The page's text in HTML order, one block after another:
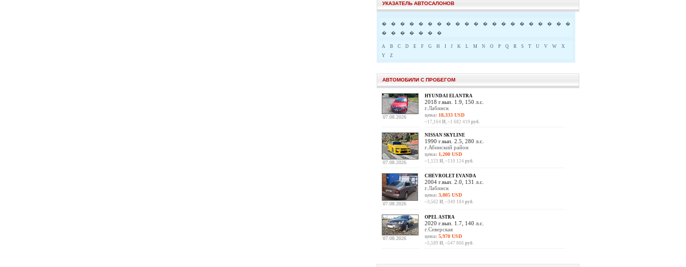
УКАЗАТЕЛЬ АВТОСАЛОНОВ
� � � � � � � � � � � � � � � � � � � �
�
�
� � � � � �
A B C D E F G H I J K L M N O P Q R S T U V W
X
Y
Z
АВТОМОБИЛИ С ПРОБЕГОМ
07.08.2026
HYUNDAI ELANTRA
2018 г.вып. 1.9, 150 л.с.
г.Лабинск
цена: 18,333 USD
~17,164 И, ~1 682 419 руб.
07.08.2026
NISSAN SKYLINE
1990 г.вып. 2.5, 280 л.с.
г.Абинский район
цена: 1,200 USD
~1,123 И, ~110 124 руб.
07.08.2026
CHEVROLET EVANDA
2004 г.вып. 2.0, 131 л.с.
г.Лабинск
цена: 3,805 USD
~3,562 И, ~349 184 руб.
07.08.2026
OPEL ASTRA
2020 г.вып. 1.7, 140 л.с.
г.Северская
цена: 5,970 USD
~5,589 И, ~547 866 руб.